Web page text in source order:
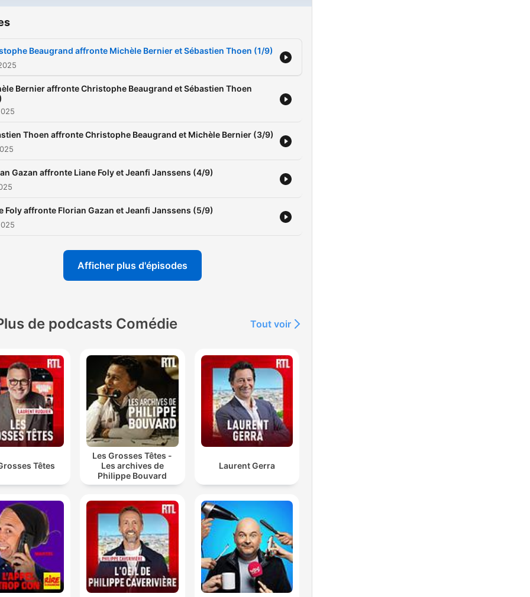
Beaugrand affronte Michèle Bernier et Sébastien Thoen (1/9)
Bernier affronte Christophe Beaugrand et Sébastien Thoen
Thoen affronte Christophe Beaugrand et Michèle Bernier (3/9)
Gazan affronte Liane Foly et Jeanfi Janssens (4/9)
Foly affronte Florian Gazan et Jeanfi Janssens (5/9)
Afficher plus d'épisodes
de podcasts Comédie Tout voir
Têtes
Les Grosses Têtes -
Les archives de
Philippe Bouvard
Laurent Gerra